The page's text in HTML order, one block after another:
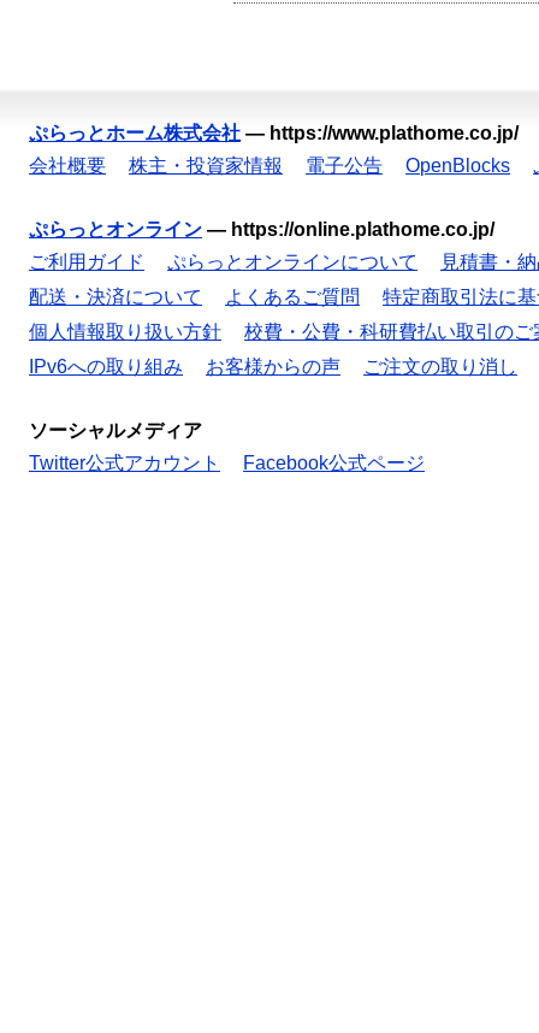
ぷらっとホーム株式会社 — https://www.plathome.co.jp/
会社概要
株主・投資家情報 電子公告 OpenBlocks
ぷらっとオンライン — https://online.plathome.co.jp/
ご利用ガイド
ぷらっとオンラインについて
見積書・
配送・決済について
よくあるご質問
特定商取引法に
個人情報取り扱い方針
校費・公費・科研費払い取引のご
IPv6への取り組み
お客様からの声 ご注文の取り消し
ソーシャルメディア
Twitter公式アカウント
Facebook公式ページ